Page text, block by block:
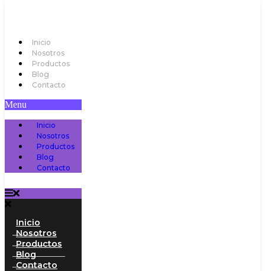
Inicio
Nosotros
Productos
Blog
Contacto
Menu
Inicio
Nosotros
Productos
Blog
Contacto
Inicio
Nosotros
Productos
Blog
Contacto